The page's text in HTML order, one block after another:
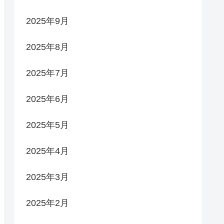
2025年9月
2025年8月
2025年7月
2025年6月
2025年5月
2025年4月
2025年3月
2025年2月